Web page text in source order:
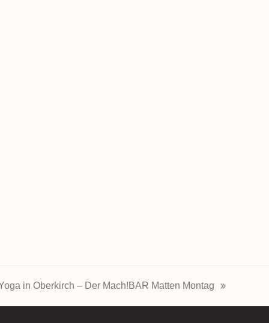
Nächster
in Oberkirch – Der Mach!BAR Matten Montag